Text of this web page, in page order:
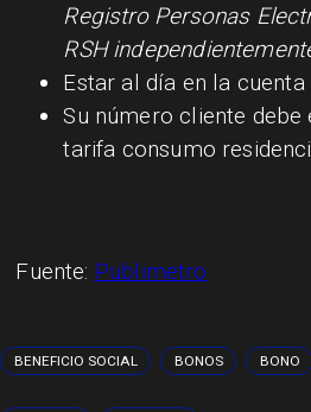
Registro Personas
RSH
Estar al día en la cuenta
Su número cliente debe
tarifa consumo
Fuente: Publimetro
BENEFICIO SOCIAL BONOS BONO